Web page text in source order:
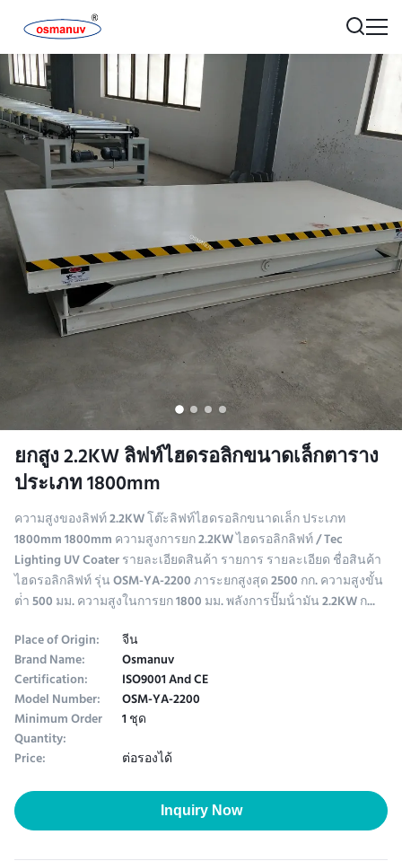
ยกสูง 2.2KW ลิฟท์ไฮดรอลิกขนาดเล็กตาราง
ประเภท 1800mm
ความสูงของลิฟท์ 2.2KW โต๊ะลิฟท์ไฮดรอลิกขนาดเล็ก ประเภท
1800mm 1800mm ความสูงการยก 2.2KW ไฮดรอลิกลิฟท์ / Tec
Lighting UV Coater รายละเอียดสินค้า รายการ รายละเอียด ชื่อสินค้า
ไฮดรอลิกลิฟท์ รุ่น OSM-YA-2200 ภาระยกสูงสุด 2500 กก. ความสูงขั้น
ต่ํา 500 มม. ความสูงในการยก 1800 มม. พลังการปั๊มน้ํามัน 2.2KW ก...
Place of Origin:
จีน
Brand Name: Osmanuv
Certification: ISO9001 And CE
Model Number: OSM-YA-2200
Minimum Order
Quantity:
1 ชุด
Price:
ต่อรองได้
Inquiry Now